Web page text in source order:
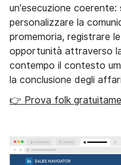
un'esecuzione coerente:
personalizzare la
promemoria, registrare
opportunità attraverso
contempo il contesto
la conclusione degli
👉 Prova folk